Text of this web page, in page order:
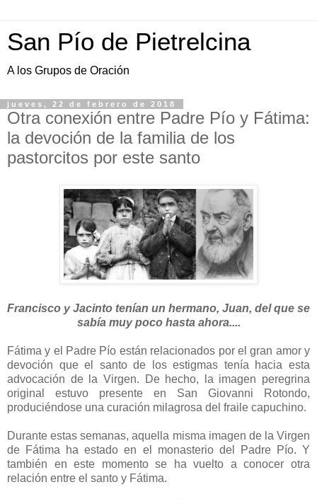
San Pío de Pietrelcina
A los Grupos de Oración
jueves, 22 de febrero de 2018
Otra conexión entre Padre Pío y Fátima:
la devoción de la familia de los
pastorcitos por este santo
Francisco y Jacinto tenían un hermano, Juan, del que se
sabía muy poco hasta ahora....
Fátima y el Padre Pío están relacionados por el gran amor y
devoción que el santo de los estigmas tenía hacia esta
advocación de la Virgen. De hecho, la imagen peregrina
original estuvo presente en San Giovanni Rotondo,
produciéndose una curación milagrosa del fraile capuchino.
Durante estas semanas, aquella misma imagen de la Virgen
de Fátima ha estado en el monasterio del Padre Pío. Y
también en este momento se ha vuelto a conocer otra
relación entre el santo y Fátima.